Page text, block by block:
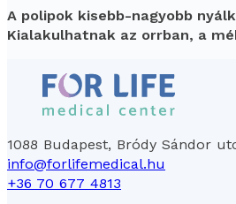
A polipok kisebb-nagyobb
Kialakulhatnak az orrban, a
1088 Budapest, Bródy Sándor
info@forlifemedical.hu
+36 70 677 4813